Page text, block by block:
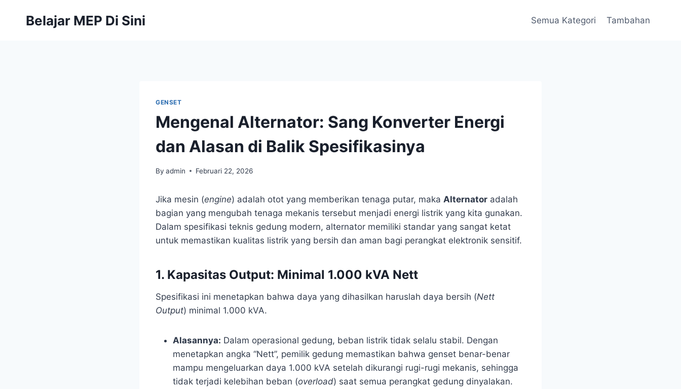
Belajar MEP Di Sini Semua Kategori Tambahan
GENSET
Mengenal Alternator: Sang Konverter Energi
dan Alasan di Balik Spesifikasinya
By admin Februari 22, 2026
Jika mesin (engine) adalah otot yang memberikan tenaga putar, maka Alternator adalah
bagian yang mengubah tenaga mekanis tersebut menjadi energi listrik yang kita gunakan.
Dalam spesifikasi teknis gedung modern, alternator memiliki standar yang sangat ketat
untuk memastikan kualitas listrik yang bersih dan aman bagi perangkat elektronik sensitif.
1. Kapasitas Output: Minimal 1.000 kVA Nett
Spesifikasi ini menetapkan bahwa daya yang dihasilkan haruslah daya bersih (Nett
Output) minimal 1.000 kVA.
Alasannya: Dalam operasional gedung, beban listrik tidak selalu stabil. Dengan
menetapkan angka “Nett”, pemilik gedung memastikan bahwa genset benar-benar
mampu mengeluarkan daya 1.000 kVA setelah dikurangi rugi-rugi mekanis, sehingga
tidak terjadi kelebihan beban (overload) saat semua perangkat gedung dinyalakan.